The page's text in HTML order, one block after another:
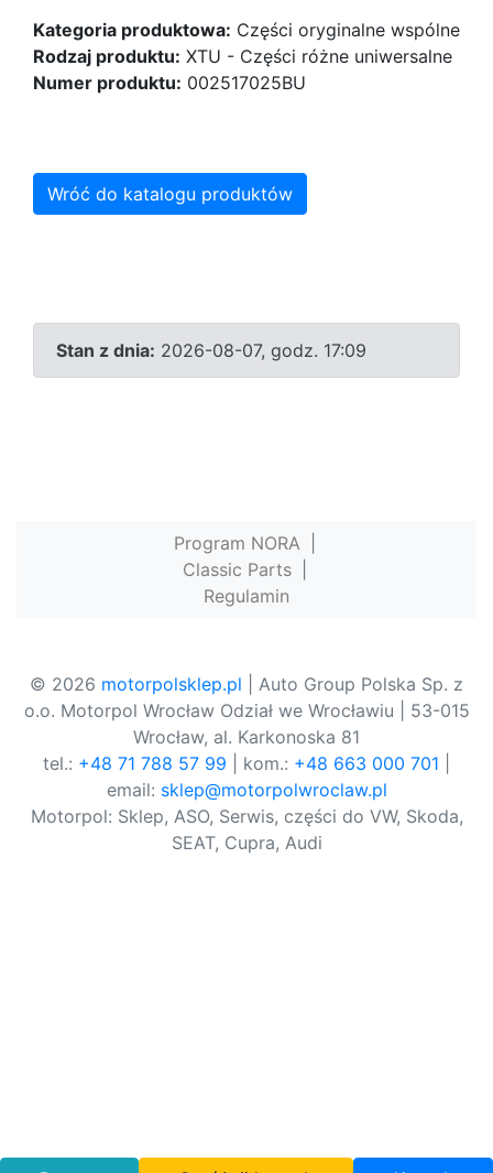
Kategoria produktowa: Części oryginalne wspólne
Rodzaj produktu: XTU - Części różne uniwersalne
Numer produktu: 002517025BU
Wróć do katalogu produktów
Stan z dnia: 2026-08-07, godz. 17:09
Program NORA
Classic Parts
Regulamin
© 2026 motorpolsklep.pl | Auto Group Polska Sp. z
o.o. Motorpol Wrocław Odział we Wrocławiu | 53-015
Wrocław, al. Karkonoska 81
tel.: +48 71 788 57 99 | kom.: +48 663 000 701
email: sklep@motorpolwroclaw.pl
Motorpol: Sklep, ASO, Serwis, części do VW, Skoda,
SEAT, Cupra, Audi